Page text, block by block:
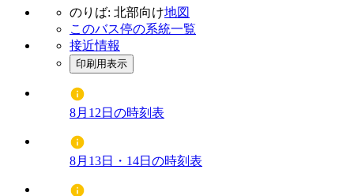
のりば: 北部向け地図
このバス停の系統一覧
接近情報
印刷用表示
8月12日の時刻表
8月13日・14日の時刻表